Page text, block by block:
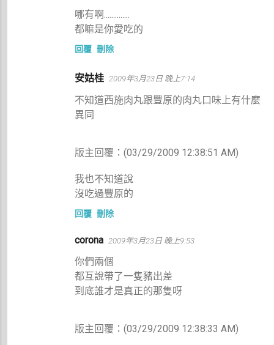
哪有啊..............
都嘛是你愛吃的
回覆 刪除
安姑桂 2009年3月23日 晚上7:14
不知道西施肉丸跟豐原的肉丸口味上有什麼
異同
版主回覆：(03/29/2009 12:38:51 AM)
我也不知道說
沒吃過豐原的
回覆 刪除
corona 2009年3月23日 晚上9:53
你們兩個
都互說帶了一隻豬出差
到底誰才是真正的那隻呀
版主回覆：(03/29/2009 12:38:33 AM)